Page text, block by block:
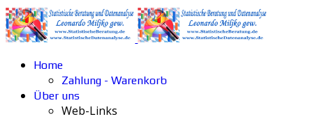
Home
Zahlung - Warenkorb
Über uns
Web-Links